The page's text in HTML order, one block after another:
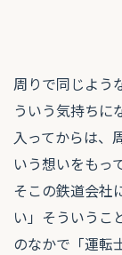
周りで同じよう
ういう気持ちに
入ってからは、
いう想いをもっ
そこの鉄道会社
い」そういうこ
のなかで「運転